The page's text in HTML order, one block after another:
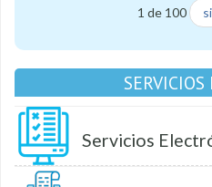
1 de 100
Servicios